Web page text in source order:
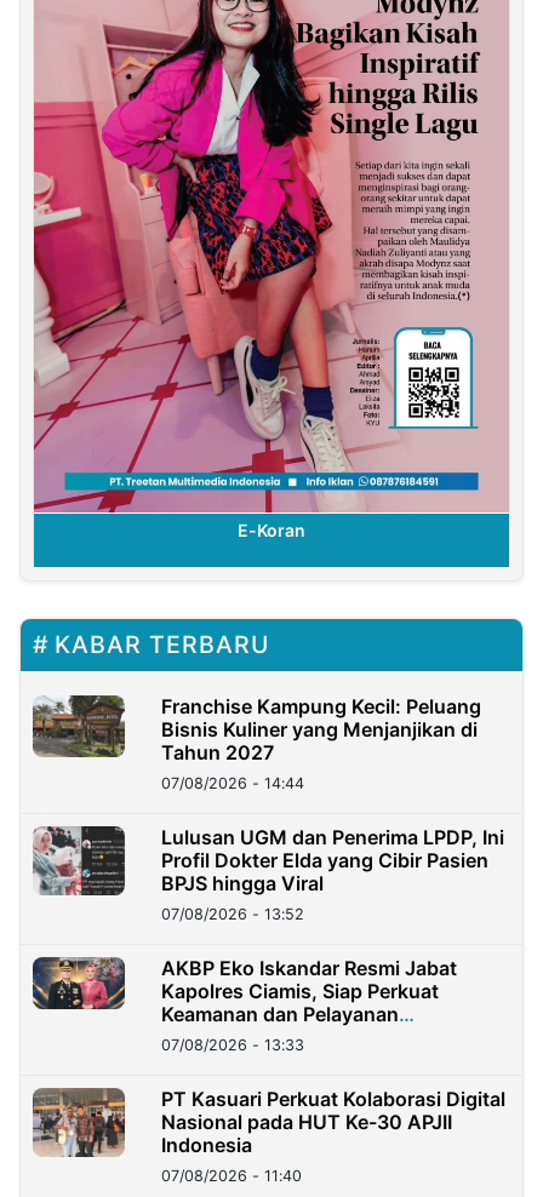
E-Koran
KABAR TERBARU
Franchise Kampung Kecil: Peluang
Bisnis Kuliner yang Menjanjikan di
Tahun 2027
07/08/2026 - 14:44
Lulusan UGM dan Penerima LPDP, Ini
Profil Dokter Elda yang Cibir Pasien
BPJS hingga Viral
07/08/2026 - 13:52
AKBP Eko Iskandar Resmi Jabat
Kapolres Ciamis, Siap Perkuat
Keamanan dan Pelayanan
Masyarakat
07/08/2026 - 13:33
PT Kasuari Perkuat Kolaborasi Digital
Nasional pada HUT Ke-30 APJII
Indonesia
07/08/2026 - 11:40